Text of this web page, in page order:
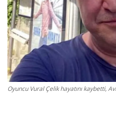
Turizm
Siyaset
Bodrum Nöbetçi Eczaneler
Köşe Yazarları
Oyuncu Vural Çelik hayatını kaybetti,